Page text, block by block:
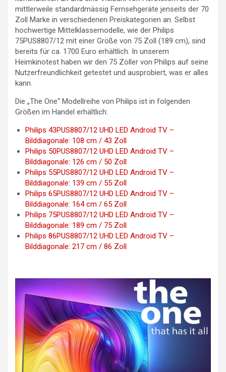
mittlerweile standardmässig Fernsehgeräte jenseits der 70
Zoll Marke in verschiedenen Preiskategorien an. Selbst
hochwertige Mittelklassemodelle, wie der Philips
75PUS8807/12 mit einer Größe von 75 Zoll (189 cm), sind
bereits für ca. 1700 Euro erhältlich. In unserem
Heimkinotest haben wir den 75 Zöller von Philips auf seine
Nutzerfreundlichkeit getestet und ausprobiert, was er alles
kann.
Die „The One“ Modellreihe von Philips ist in folgenden
Größen im Handel erhältlich:
Philips 43PUS8807/12 UHD LED Android TV –
Bilddiagonale: 108 cm / 43 Zoll
Philips 50PUS8807/12 UHD LED Android TV –
Bilddiagonale: 126 cm / 50 Zoll
Philips 55PUS8807/12 UHD LED Android TV –
Bilddiagonale: 139 cm / 55 Zoll
Philips 65PUS8807/12 UHD LED Android TV –
Bilddiagonale: 164 cm / 65 Zoll
Philips 75PUS8807/12 UHD LED Android TV –
Bilddiagonale: 189 cm / 75 Zoll
Philips 86PUS8807/12 UHD LED Android TV –
Bilddiagonale: 217 cm / 86 Zoll